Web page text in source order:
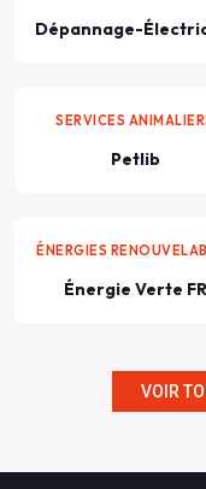
Dépannage-
SERVICES
Petlib
ÉNERGIES
Énergie Verte FR
VOIR